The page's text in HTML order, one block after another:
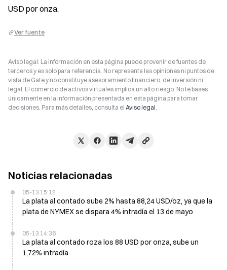
USD por onza.
Ver fuente
Aviso legal: La información en esta página puede provenir de fuentes de
terceros y es solo para referencia. No representa las opiniones ni puntos de
vista de Gate y no constituye asesoramiento financiero, de inversión ni
legal. El comercio de activos virtuales implica un alto riesgo. No te bases
únicamente en la información presentada en esta página para tomar
decisiones. Para más detalles, consulta el Aviso legal.
Noticias relacionadas
05-13 15:12
La plata al contado sube 2% hasta 88,24 USD/oz, ya que la
plata de NYMEX se dispara 4% intradía el 13 de mayo
05-13 14:36
La plata al contado roza los 88 USD por onza, sube un
1,72% intradía